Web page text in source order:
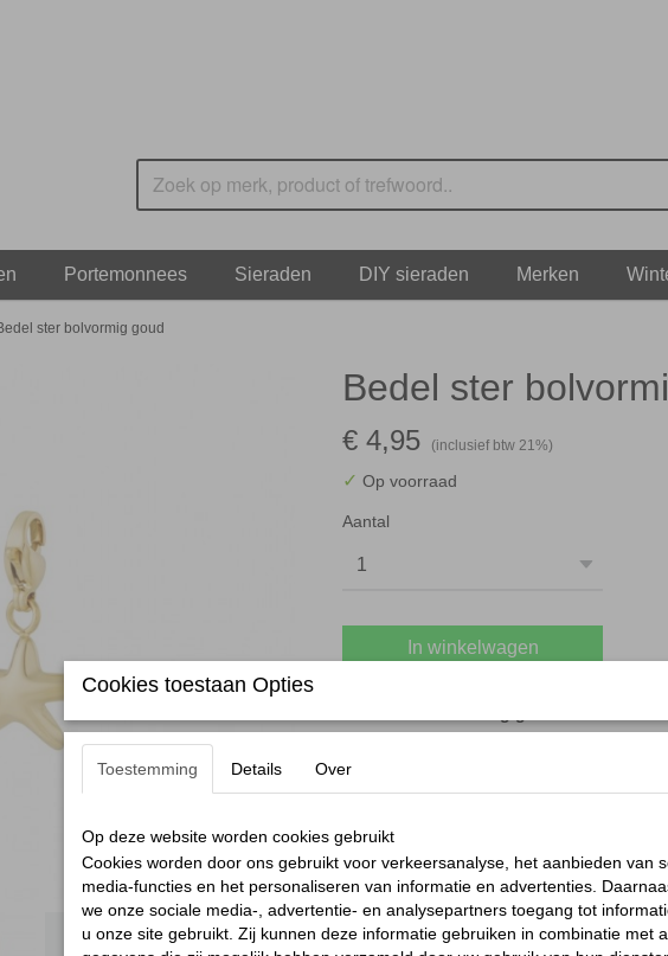
Portemonnees Sieraden DIY sieraden Merken
ster bolvormig goud
Bedel ster
€ 4,95 (inclusief btw 21%)
✓ Op voorraad
Aantal
In winkelwagen
Deze Bedel ster bolvormig goud is een
Volledig uitgevoerd in glanzend
De ster heeft een subtiele 3D-vorm, wat
Dankzij het handige oogje klik je hem
onze DIY sieraden dmv een clasp.
Combineer met andere vormen en kleuren
Cookies toestaan Opties
Toestemming Details Over
Op deze website worden cookies gebruikt
Cookies worden door ons gebruikt voor verkeersanalyse, het aanbieden van
media-functies en het personaliseren van informatie en advertenties.
we onze sociale media-, advertentie- en analysepartners toegang tot
u onze site gebruikt. Zij kunnen deze informatie gebruiken in combinatie met